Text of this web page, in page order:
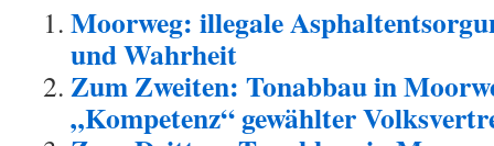
Moorweg: illegale
und Wahrheit
Zum Zweiten: Tonabbau in
„Kompetenz“ gewählter